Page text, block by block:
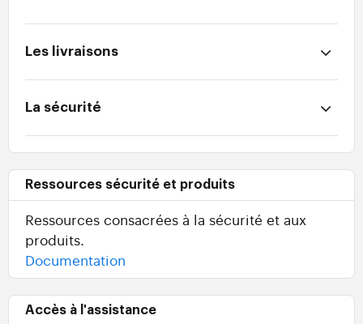
Les livraisons
La sécurité
Ressources sécurité et produits
Ressources consacrées à la sécurité et aux
produits.
Documentation
Accès à l'assistance